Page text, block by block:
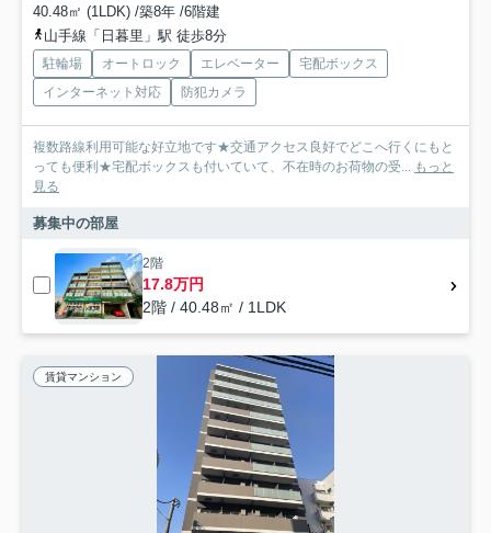
40.48㎡ (1LDK) /築8年 /6階建
山手線「日暮里」駅 徒歩8分
駐輪場 オートロック エレベーター
宅配ボックス
インターネット対応
防犯カメラ
複数路線利用可能な好立地です★交通アクセス良好でどこへ行くにもと
っても便利★宅配ボックスも付いていて、不在時のお荷物の受... もっと
見る
募集中の部屋
2階
17.8万円
2階 / 40.48㎡ / 1LDK
賃貸マンション